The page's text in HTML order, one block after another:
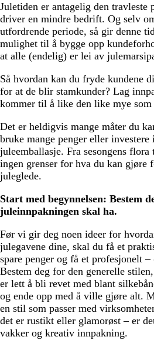
Juletiden er antagelig den travleste
driver en mindre bedrift. Og selv
utfordrende periode, så gir denne
mulighet til å bygge opp
at alle (endelig) er lei av
Så hvordan kan du fryde kundene
for at de blir stamkunder? Lag
kommer til å like den like mye som
Det er heldigvis mange måter du
bruke mange penger eller
juleemballasje. Fra sesongens
ingen grenser for hva du kan gjøre
juleglede.
Start med begynnelsen: Bestem
juleinnpakningen skal ha.
Før vi gir deg noen ideer for
julegavene dine, skal du få et
spare penger og få et profesjonelt
Bestem deg for den generelle
er lett å bli revet med blant
og ende opp med å ville gjøre alt.
en stil som passer med
det er rustikt eller glamorøst – er
vakker og kreativ innpakning.